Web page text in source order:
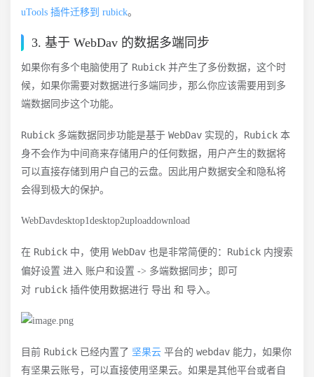
uTools 插件迁移到 rubick。
3. 基于 WebDav 的数据多端同步
如果你有多个电脑使用了 Rubick 并产生了多份数据，这个时
候，如果你需要对数据进行多端同步，那么你应该需要用到多
端数据同步这个功能。
Rubick 多端数据同步功能是基于 WebDav 实现的， Rubick 本
身不会作为中间商来存储用户的任何数据，用户产生的数据将
可以直接存储到用户自己的云盘。因此用户数据安全和隐私将
会得到极大的保护。
WebDavdesktop1desktop2uploaddownload
在 Rubick 中，使用 WebDav 也是非常简便的： Rubick 内搜索
偏好设置 进入 账户和设置 -> 多端数据同步 ；即可
对 rubick 插件使用数据进行 导出 和 导入。
目前 Rubick 已经内置了 坚果云 平台的 webdav 能力，如果你
有坚果云账号，可以直接使用坚果云。如果是其他平台或者自